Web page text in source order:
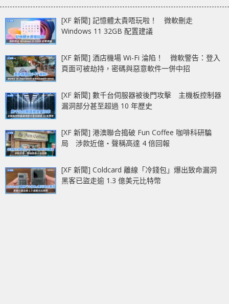
[XF 新聞] 記憶體太貴唔玩啦！ 微軟刪走
Windows 11 32GB 配置建議
[XF 新聞] 酒店機場 Wi-Fi 淪陷！ 微軟警告：登入
頁面可被劫持，密碼與惡意軟件一併中招
[XF 新聞] 數千台伺服器被後門攻擊 主機板控制器
漏洞部分甚至超過 10 年歷史
[XF 新聞] 港澳聯合搗破 Fun Coffee 咖啡科研騙
局 涉款近億‧聲稱高達 4 倍回報
[XF 新聞] Coldcard 離線「冷錢包」爆出致命漏洞
黑客已盜走逾 1.3 億美元比特幣